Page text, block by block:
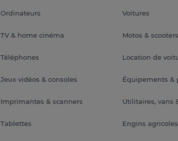
Ordinateurs
TV & home cinéma
Téléphones
Jeux vidéos & consoles
Imprimantes & scanners
Tablettes
Voitures
Motos & scooters
Location de
Équipements &
Utilitaires, vans
Engins